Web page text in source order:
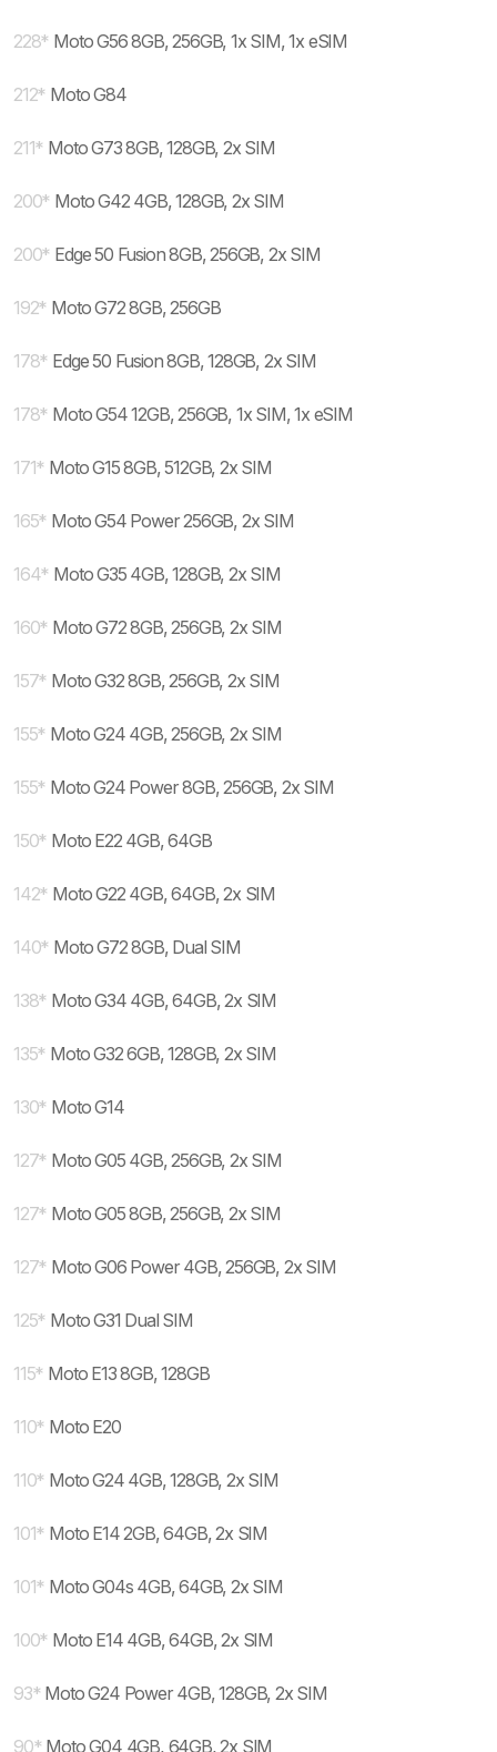
228* Moto G56 8GB, 256GB, 1x SIM, 1x eSIM
212* Moto G84
211* Moto G73 8GB, 128GB, 2x SIM
200* Moto G42 4GB, 128GB, 2x SIM
200* Edge 50 Fusion 8GB, 256GB, 2x SIM
192* Moto G72 8GB, 256GB
178* Edge 50 Fusion 8GB, 128GB, 2x SIM
178* Moto G54 12GB, 256GB, 1x SIM, 1x eSIM
171* Moto G15 8GB, 512GB, 2x SIM
165* Moto G54 Power 256GB, 2x SIM
164* Moto G35 4GB, 128GB, 2x SIM
160* Moto G72 8GB, 256GB, 2x SIM
157* Moto G32 8GB, 256GB, 2x SIM
155* Moto G24 4GB, 256GB, 2x SIM
155* Moto G24 Power 8GB, 256GB, 2x SIM
150* Moto E22 4GB, 64GB
142* Moto G22 4GB, 64GB, 2x SIM
140* Moto G72 8GB, Dual SIM
138* Moto G34 4GB, 64GB, 2x SIM
135* Moto G32 6GB, 128GB, 2x SIM
130* Moto G14
127* Moto G05 4GB, 256GB, 2x SIM
127* Moto G05 8GB, 256GB, 2x SIM
127* Moto G06 Power 4GB, 256GB, 2x SIM
125* Moto G31 Dual SIM
115* Moto E13 8GB, 128GB
110* Moto E20
110* Moto G24 4GB, 128GB, 2x SIM
101* Moto E14 2GB, 64GB, 2x SIM
101* Moto G04s 4GB, 64GB, 2x SIM
100* Moto E14 4GB, 64GB, 2x SIM
93* Moto G24 Power 4GB, 128GB, 2x SIM
90* Moto G04 4GB, 64GB, 2x SIM